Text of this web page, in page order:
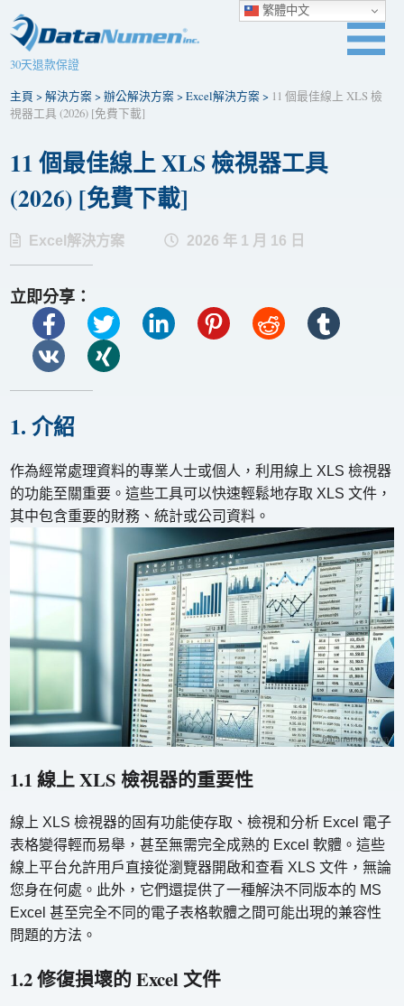
30天退款保證
主頁 >解決方案>辦公解決方案>Excel解決方案> 11 個最佳線上 XLS 檢
視器工具 (2026) [免費下載]
11 個最佳線上 XLS 檢視器工具
(2026) [免費下載]
Excel解決方案 2026 年 1 月 16 日
立即分享：
1. 介紹
作為經常處理資料的專業人士或個人，利用線上 XLS 檢視器
的功能至關重要。這些工具可以快速輕鬆地存取 XLS 文件，
其中包含重要的財務、統計或公司資料。
1.1 線上 XLS 檢視器的重要性
線上 XLS 檢視器的固有功能使存取、檢視和分析 Excel 電子
表格變得輕而易舉，甚至無需完全成熟的 Excel 軟體。這些
線上平台允許用戶直接從瀏覽器開啟和查看 XLS 文件，無論
您身在何處。此外，它們還提供了一種解決不同版本的 MS
Excel 甚至完全不同的電子表格軟體之間可能出現的兼容性
問題的方法。
1.2 修復損壞的 Excel 文件
繁體中文